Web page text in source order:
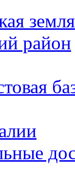
земля
район